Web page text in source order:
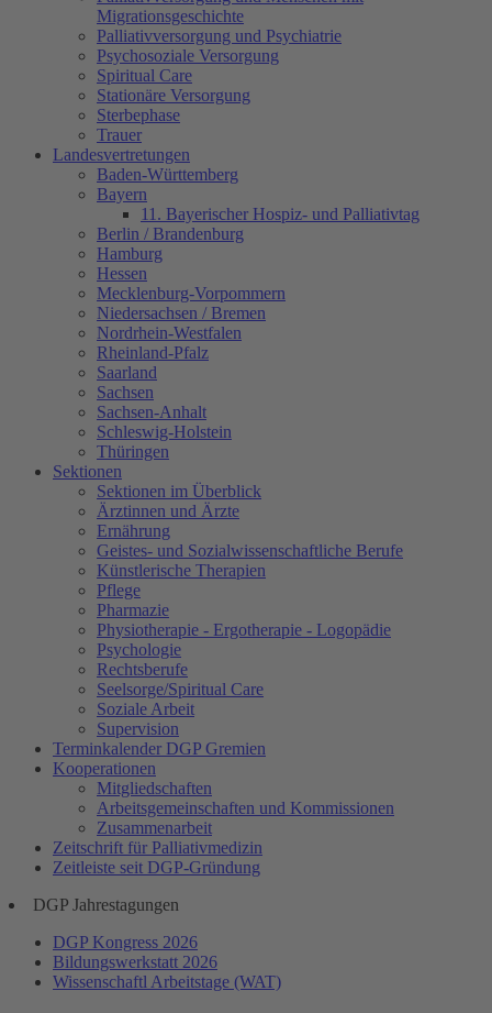
Migrationsgeschichte
Palliativversorgung und Psychiatrie
Psychosoziale Versorgung
Spiritual Care
Stationäre Versorgung
Sterbephase
Trauer
Landesvertretungen
Baden-Württemberg
Bayern
11. Bayerischer Hospiz- und Palliativtag
Berlin / Brandenburg
Hamburg
Hessen
Mecklenburg-Vorpommern
Niedersachsen / Bremen
Nordrhein-Westfalen
Rheinland-Pfalz
Saarland
Sachsen
Sachsen-Anhalt
Schleswig-Holstein
Thüringen
Sektionen
Sektionen im Überblick
Ärztinnen und Ärzte
Ernährung
Geistes- und Sozialwissenschaftliche Berufe
Künstlerische Therapien
Pflege
Pharmazie
Physiotherapie - Ergotherapie - Logopädie
Psychologie
Rechtsberufe
Seelsorge/Spiritual Care
Soziale Arbeit
Supervision
Terminkalender DGP Gremien
Kooperationen
Mitgliedschaften
Arbeitsgemeinschaften und Kommissionen
Zusammenarbeit
Zeitschrift für Palliativmedizin
Zeitleiste seit DGP-Gründung
DGP Jahrestagungen
DGP Kongress 2026
Bildungswerkstatt 2026
Wissenschaftl Arbeitstage (WAT)